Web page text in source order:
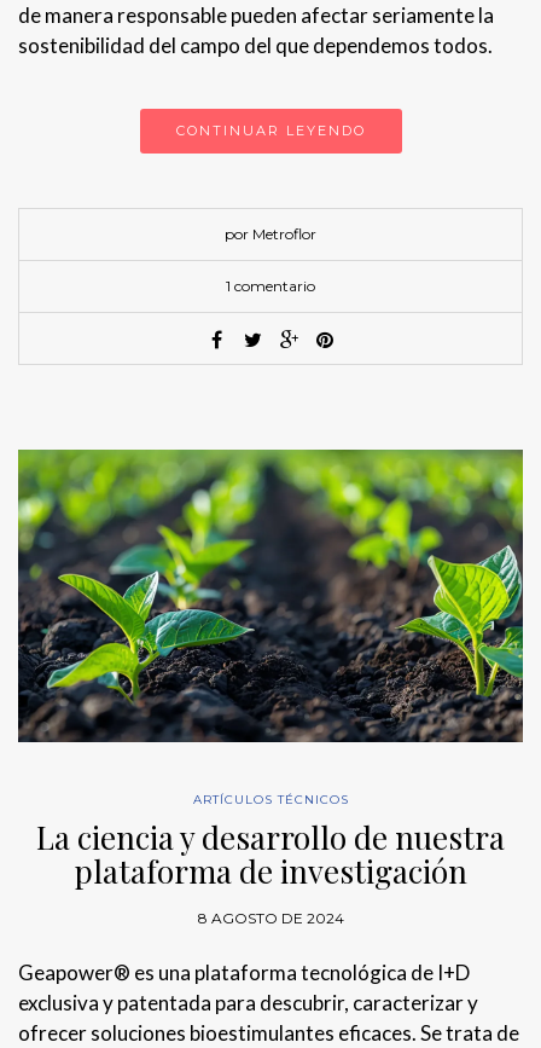
de manera responsable pueden afectar seriamente la
sostenibilidad del campo del que dependemos todos.
CONTINUAR LEYENDO
por Metroflor
1 comentario
ARTÍCULOS TÉCNICOS
La ciencia y desarrollo de nuestra
plataforma de investigación
8 AGOSTO DE 2024
Geapower® es una plataforma tecnológica de I+D
exclusiva y patentada para descubrir, caracterizar y
ofrecer soluciones bioestimulantes eficaces. Se trata de